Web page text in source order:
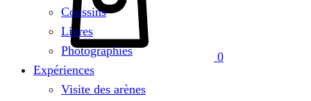
0
Coussins
Livres
Photographies
Expériences
Visite des arènes